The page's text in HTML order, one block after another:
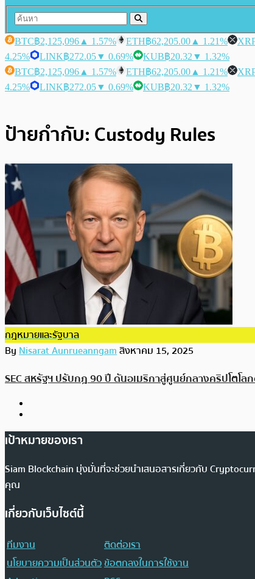
BTC฿2,125,096 ▲ 1.57% ETH฿62,205.00 ▲ 1.21%
4.25%
LINK฿272.05▼ 0.69% KUB฿20.32 ▼ 1.32%
BTC฿2,125,096 ▲ 1.57% ETH฿62,205.00 ▲ 1.21%
4.25%
LINK฿272.05▼ 0.69% KUB฿20.32 ▼ 1.32%
ป้ายกำกับ: Custody Rules
กฎหมายและรัฐบาล
ByNisarat Aunrueanngamสิงหาคม 15, 2025
SEC สหรัฐฯ ปรับกฎ 90 ปี ดันอเมริกาสู่ศูนย์กลางคริปโตโล
เป้าหมายของเรา
Siam Blockchain มุ่งมั่นที่จะช่วยนำเสนอสารเกี่ยวกับ
คุณ
เกี่ยวกับเว็บไซต์นี้
ทีมงาน
ติดต่อเรา
นโยบายความเป็นส่วนตัวข้อตกลงในการใช้งาน